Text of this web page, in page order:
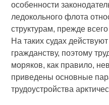
особенности
ледокольного флота
структурам, прежде
На таких судах
гражданству, поэтому
моряков, как правило,
приведены основные
трудоустройства